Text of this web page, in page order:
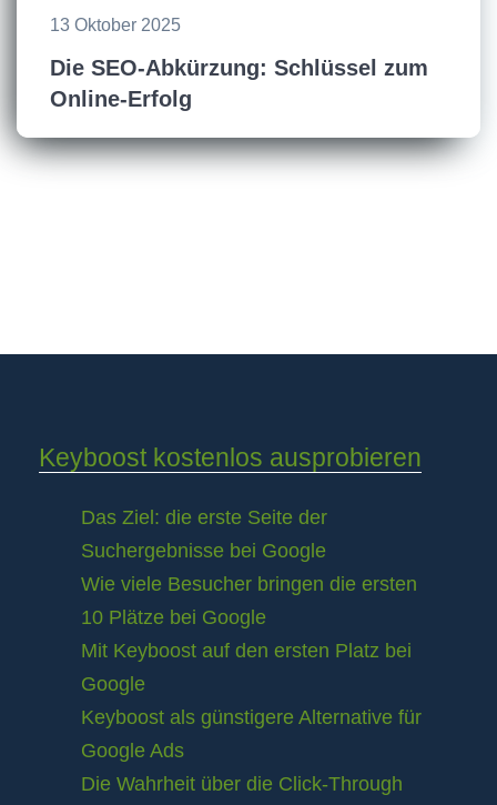
13 Oktober 2025
Die SEO-Abkürzung: Schlüssel zum
Online-Erfolg
Keyboost kostenlos ausprobieren
Das Ziel: die erste Seite der
Suchergebnisse bei Google
Wie viele Besucher bringen die ersten
10 Plätze bei Google
Mit Keyboost auf den ersten Platz bei
Google
Keyboost als günstigere Alternative für
Google Ads
Die Wahrheit über die Click-Through